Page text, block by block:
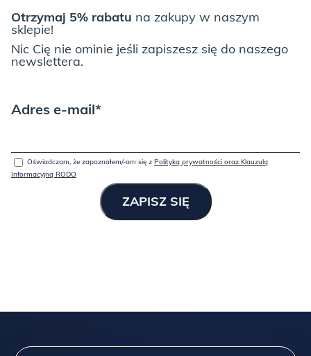
wybrać ulubiony odcień:
BEECH, czyli lite drewno bukowe, olejowane:
Otrzymaj 5% rabatu na zakupy w naszym
sklepie!
Nic Cię nie ominie jeśli zapiszesz się do naszego
newslettera.
Adres e-mail*
Oświadczam, że zapoznałem/-am się z Polityką prywatności oraz Klauzulą
Informacyjną RODO